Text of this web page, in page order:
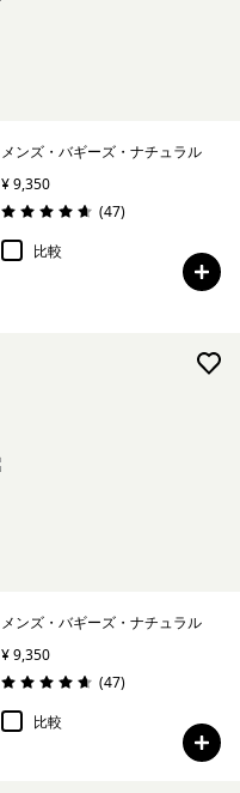
メンズ・バギーズ・ナチュラル
¥ 9,350
評価: 4.7 / 5
(47レビュー
)
比較
メンズ・バギーズ・ナチュラル
¥ 9,350
評価: 4.7 / 5
(47レビュー
)
比較